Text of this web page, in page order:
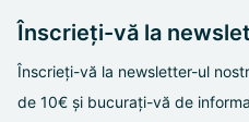
Înscrieți-vă la
Înscrieți-vă la newsletter-ul
de 10€ și bucurați-vă de